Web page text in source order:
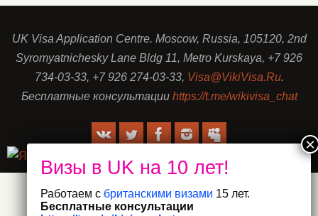
UK Visa Application Centre. Moscow, Russia, 105120, 2nd
Syromyatnichesky Lane Bldg 11, Metro Kurskaya, +7 926
734-03-33, +7 926 274-03-33, Visa@VikiVisa.Ru.
Бесплатные консультации https://t.me/wikivisa_chat
Работаем с британскими визами 15 лет.
Бесплатные консультации